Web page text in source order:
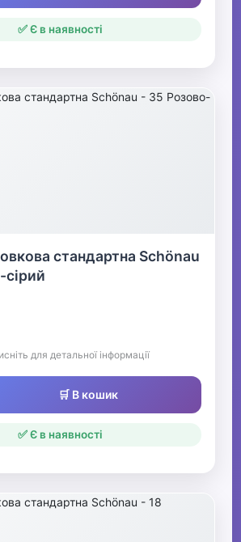
✅ Є в наявності
стандартна Schönau
для детальної інформації
🛒 В кошик
✅ Є в наявності